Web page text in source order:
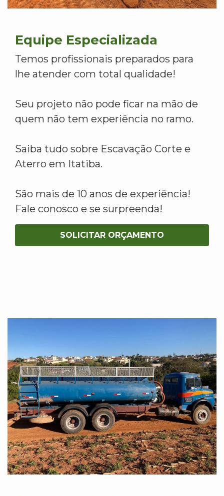
Equipe Especializada
Temos profissionais preparados para
lhe atender com total qualidade!
Seu projeto não pode ficar na mão de
quem não tem experiência no ramo.
Saiba tudo sobre Escavação Corte e
Aterro em Itatiba.
São mais de 10 anos de experiência!
Fale conosco e se surpreenda!
SOLICITAR ORÇAMENTO